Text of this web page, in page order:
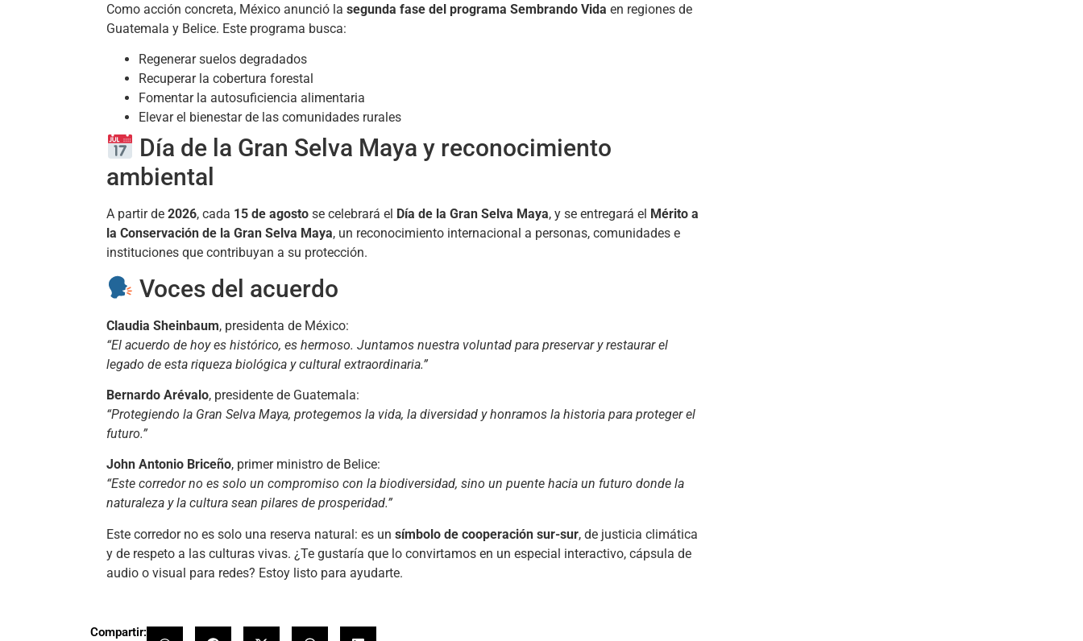
Como acción concreta, México anunció la segunda fase del programa Sembrando Vida en regiones de
Guatemala y Belice. Este programa busca:
Regenerar suelos degradados
Recuperar la cobertura forestal
Fomentar la autosuficiencia alimentaria
Elevar el bienestar de las comunidades rurales
Día de la Gran Selva Maya y reconocimiento
ambiental
A partir de 2026, cada 15 de agosto se celebrará el Día de la Gran Selva Maya, y se entregará el Mérito a
la Conservación de la Gran Selva Maya, un reconocimiento internacional a personas, comunidades e
instituciones que contribuyan a su protección.
Voces del acuerdo
Claudia Sheinbaum, presidenta de México:
“El acuerdo de hoy es histórico, es hermoso. Juntamos nuestra voluntad para preservar y restaurar el
legado de esta riqueza biológica y cultural extraordinaria.”
Bernardo Arévalo, presidente de Guatemala:
“Protegiendo la Gran Selva Maya, protegemos la vida, la diversidad y honramos la historia para proteger el
futuro.”
John Antonio Briceño, primer ministro de Belice:
“Este corredor no es solo un compromiso con la biodiversidad, sino un puente hacia un futuro donde la
naturaleza y la cultura sean pilares de prosperidad.”
Este corredor no es solo una reserva natural: es un símbolo de cooperación sur-sur, de justicia climática
y de respeto a las culturas vivas. ¿Te gustaría que lo convirtamos en un especial interactivo, cápsula de
audio o visual para redes? Estoy listo para ayudarte.
Compartir: